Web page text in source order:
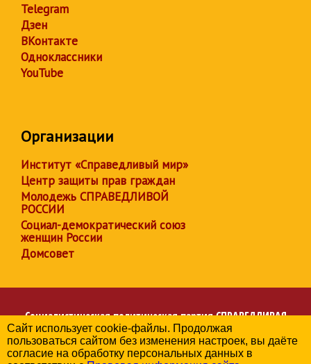
Telegram
Дзен
ВКонтакте
Одноклассники
YouTube
Организации
Институт «Справедливый мир»
Центр защиты прав граждан
Молодежь СПРАВЕДЛИВОЙ
РОССИИ
Социал-демократический союз
женщин России
Домсовет
Социалистическая политическая партияСПРАВЕДЛИВАЯ
РОССИЯ
Региональное отделение партии в Брянской области
Сайт использует cookie-файлы. Продолжая
пользоваться сайтом без изменения настроек, вы даёте
согласие на обработку персональных данных в